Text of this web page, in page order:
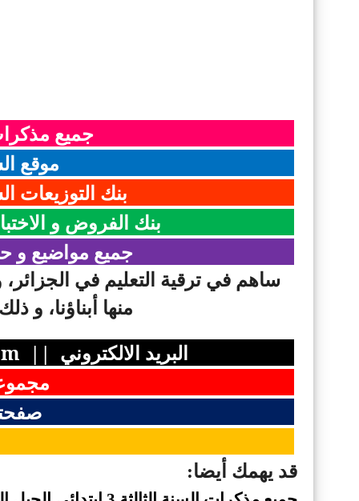
جميع
موقع
بنك التوزيعات
بنك الفروض و
جميع مواضيع و
ساهم في ترقية التعليم في
منها أبناؤنا، و
البريد الالكتروني ||
قد يهمك أيضا: